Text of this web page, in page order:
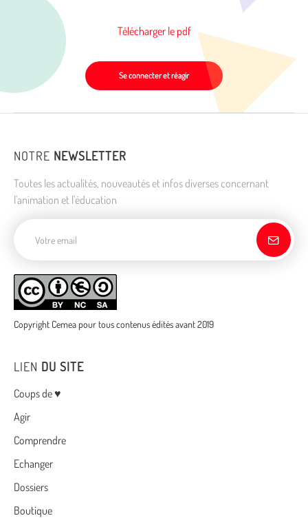
Télécharger le pdf
Se connecter et réagir
NOTRE NEWSLETTER
Toutes les actualités, nouveautés et infos diverses concernant
l'animation et l'éducation
Copyright Cemea pour tous contenus édités avant 2019
LIEN DU SITE
Menu
Coups de ♥
Agir
Comprendre
Echanger
Dossiers
Boutique